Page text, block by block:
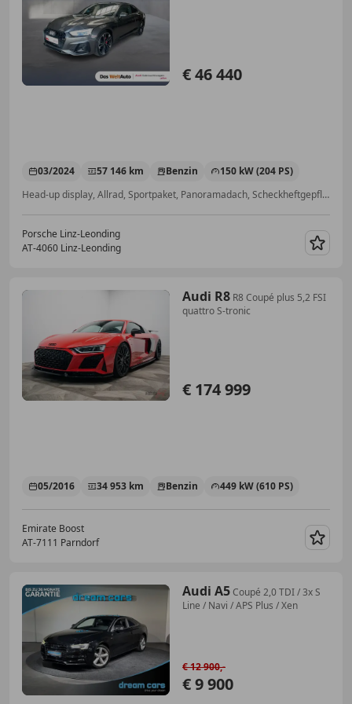
€ 46 440
03/2024 57 146 km Benzin
150 kW (204 PS)
Head-up display, Allrad, Sportpaket, Panoramadach, Scheckheftgepflegt, Anhängerkupplung, Sitzheizung, Schlüssellose Zentralverriegelung
Porsche Linz-Leonding
AT-4060 Linz-Leonding
Audi R8 R8 Coupé plus 5,2 FSI
quattro S-tronic
€ 174 999
05/2016 34 953 km Benzin 449 kW (610 PS)
Emirate Boost
AT-7111 Parndorf
Audi A5Coupé 2,0 TDI / 3x S
Line / Navi / APS Plus / Xen
€ 9 900
€ 12 900,-